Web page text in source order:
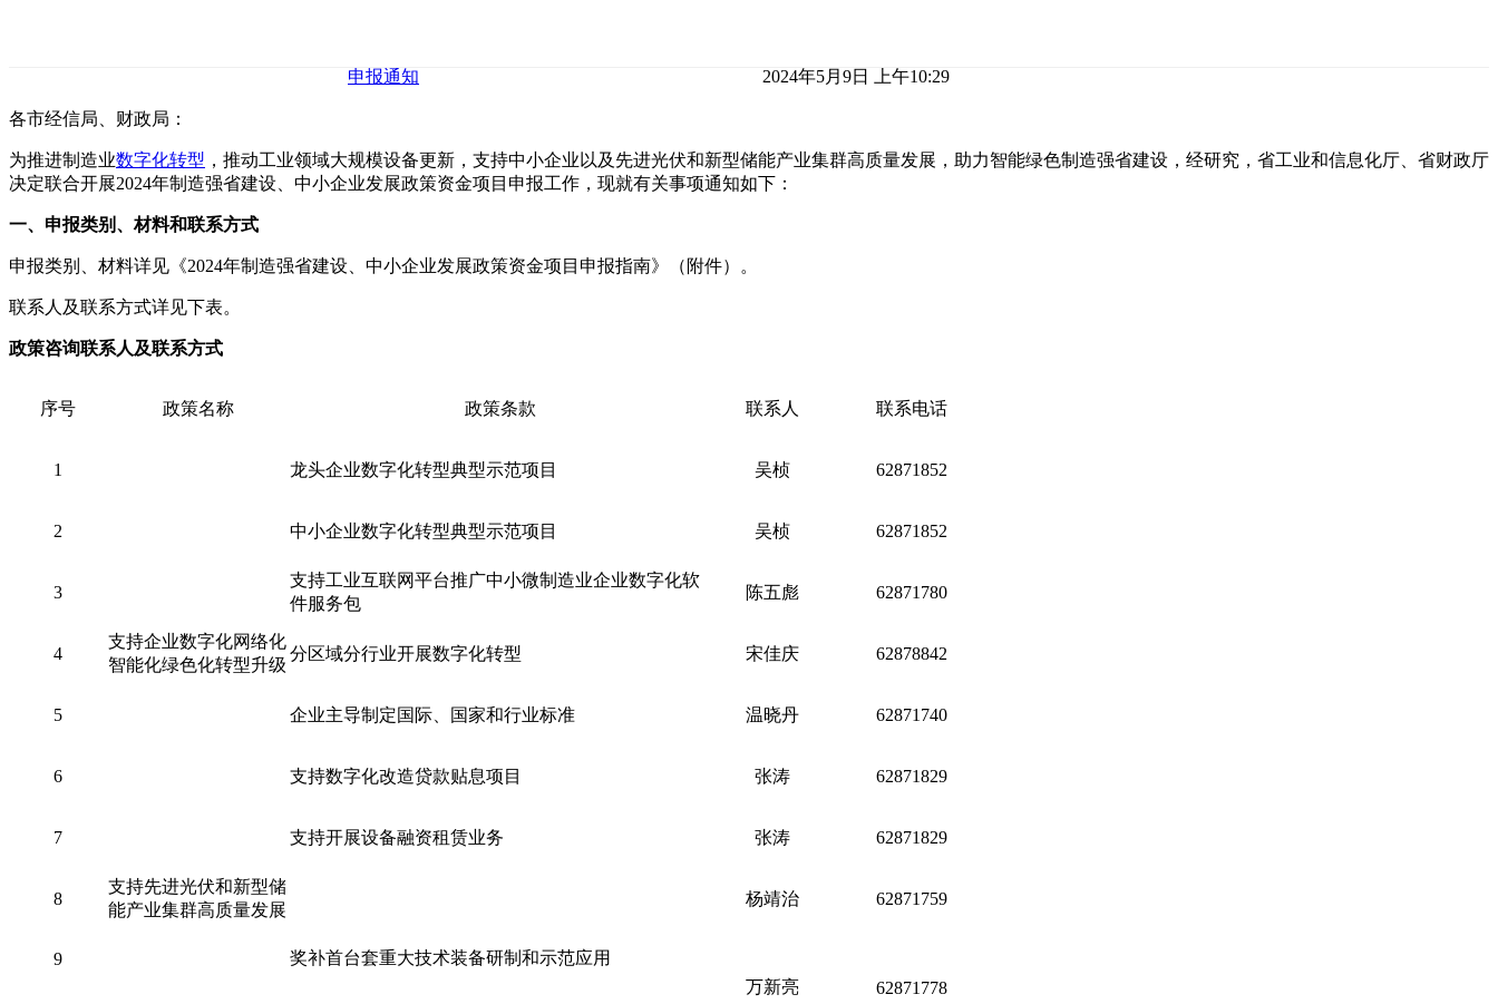
申报通知 2024年5月9日 上午10:29
各市经信局、财政局：
为推进制造业数字化转型 ，推动工业领域大规模设备更新，支持中小企业以及先进光伏和新型储能产业集群高质量发展，助力智能绿色制造强省建设，经研究，省工业和信息化厅、省财政厅
决定联合开展2024年制造强省建设、中小企业发展政策资金项目申报工作，现就有关事项通知如下：
一、申报类别、材料和联系方式
申报类别、材料详见《2024年制造强省建设、中小企业发展政策资金项目申报指南》（附件）。
联系人及联系方式详见下表。
政策咨询联系人及联系方式
序号 政策名称 政策条款 联系人 联系电话
1
支持企业数字化网络化
智能化绿色化转型升级
龙头企业数字化转型典型示范项目 吴桢 62871852
2 中小企业数字化转型典型示范项目 吴桢 62871852
3
支持工业互联网平台推广中小微制造业企业数字化软
件服务包
陈五彪 62871780
4 分区域分行业开展数字化转型 宋佳庆 62878842
5 企业主导制定国际、国家和行业标准 温晓丹 62871740
6 支持数字化改造贷款贴息项目 张涛 62871829
7 支持开展设备融资租赁业务 张涛 62871829
8
支持先进光伏和新型储
能产业集群高质量发展
杨靖治 62871759
9
奖补首台套重大技术装备研制和示范应用
万新亮
62871778